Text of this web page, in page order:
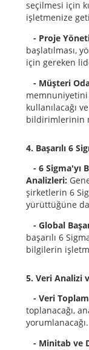
seçilmesi için
işletmenize
- Proje
başlatılması,
için gereken
- Müşteri
memnuniyetini
kullanılacağı
bildirimlerinin
4. Başarılı 6
- 6 Sigma'yı
Analizleri:
şirketlerin 6
yürüttüğüne
- Global
başarılı 6
bilgilerin
5. Veri Analizi
- Veri
toplanacağı,
yorumlanacağı.
- Minitab ve